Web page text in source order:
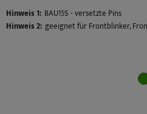
Hinweis 1: BAU15S - versetzte Pins
Hinweis 2: geeignet für Frontblinker,